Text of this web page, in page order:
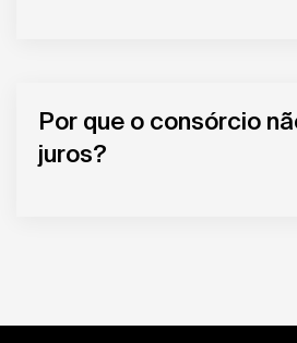
Por que o consórcio
juros?